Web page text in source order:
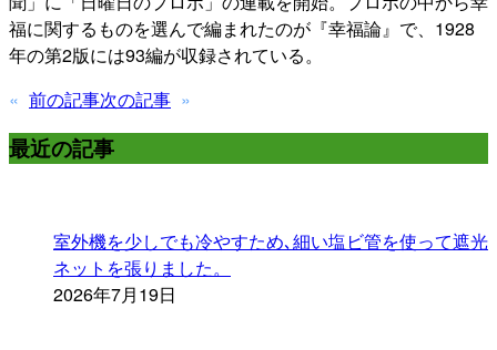
福に関するものを選んで編まれたのが『幸福論』で、1928
年の第2版には93編が収録されている。
« 前の記事次の記事 »
最近の記事
室外機を少しでも冷やすため､細い塩ビ管を使って遮光
ネットを張りました。
2026年7月19日